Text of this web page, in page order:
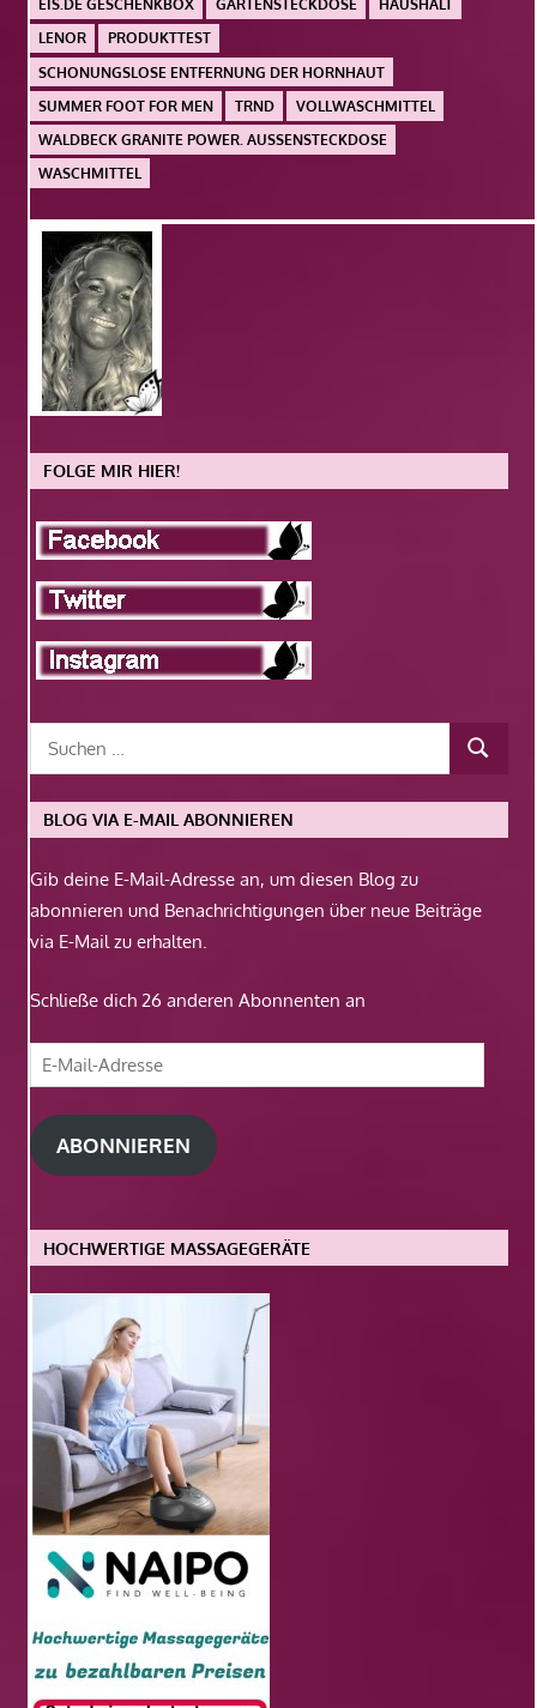
EIS.DE GESCHENKBOX GARTENSTECKDOSE
HAUSHALT
LENOR
PRODUKTTEST
SCHONUNGSLOSE ENTFERNUNG DER HORNHAUT
SUMMER FOOT FOR MEN
TRND
VOLLWASCHMITTEL
WALDBECK GRANITE POWER. AUSSENSTECKDOSE
WASCHMITTEL
FOLGE MIR HIER!
BLOG VIA E-MAIL ABONNIEREN
Gib deine E-Mail-Adresse an, um diesen Blog zu
abonnieren und Benachrichtigungen über neue Beiträge
via E-Mail zu erhalten.
Schließe dich 26 anderen Abonnenten an
E-
Mail-
Adresse
ABONNIEREN
HOCHWERTIGE MASSAGEGERÄTE